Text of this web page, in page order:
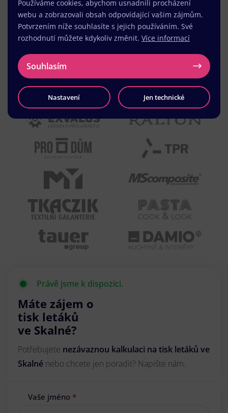
Právě jsme k dispozici.
Máte zájem o
tisk letáků
ve Skalné?
Potřebujete nezávaznou kalkulaci na tisk letáků ve
Skalné nebo chcete jen poradit? Napište nám.
Vaše jméno *
Používáme cookies, abychom usnadnili procházení
webu a zobrazovali obsah odpovídající vašim zájmům.
Potvrzením níže souhlasíte s jejich používáním. Své
rozhodnutí můžete kdykoliv změnit. Více informací
Souhlasím
Nastavení Jen technické